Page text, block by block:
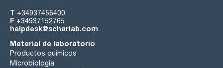
T +34937456400
F +34937152765
helpdesk@scharlab.com
Material de laboratorio
Productos químicos
Microbiología